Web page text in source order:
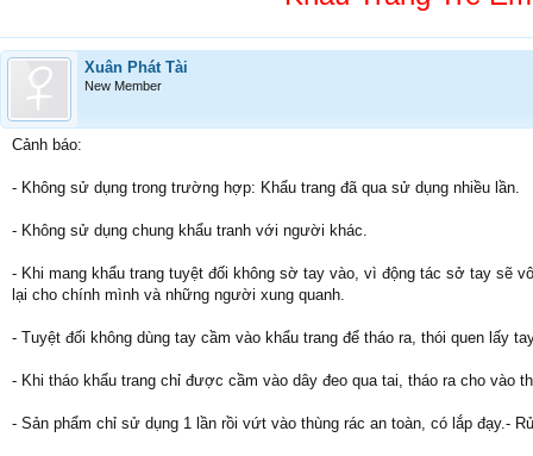
Xuân Phát Tài
New Member
Cảnh báo:
- Không sử dụng trong trường hợp: Khẩu trang đã qua sử dụng nhiều lần.
- Không sử dụng chung khẩu tranh với người khác.
- Khi mang khẩu trang tuyệt đối không sờ tay vào, vì động tác sở tay sẽ
lại cho chính mình và những người xung quanh.
- Tuyệt đối không dùng tay cầm vào khẩu trang để tháo ra, thói quen lấy
- Khi tháo khẩu trang chỉ được cầm vào dây đeo qua tai, tháo ra cho vào
- Sản phẩm chỉ sử dụng 1 lần rồi vứt vào thùng rác an toàn, có lắp đạy.-